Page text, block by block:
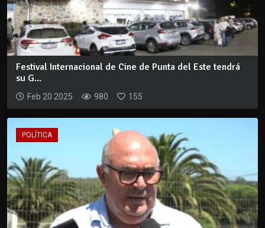
Festival Internacional de Cine de Punta del Este tendrá
su G...
Feb 20 2025 980 155
POLÍTICA